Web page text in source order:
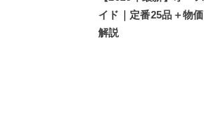
イド｜定番25品＋物
解説